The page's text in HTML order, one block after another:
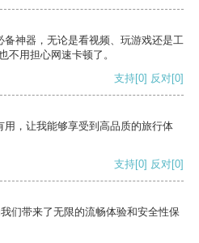
神器，无论是看视频、玩游戏还是工
不用担心网速卡顿了。
支持[0] 反对[0]
，让我能够享受到高品质的旅行体
支持[0] 反对[0]
们带来了无限的流畅体验和安全性保